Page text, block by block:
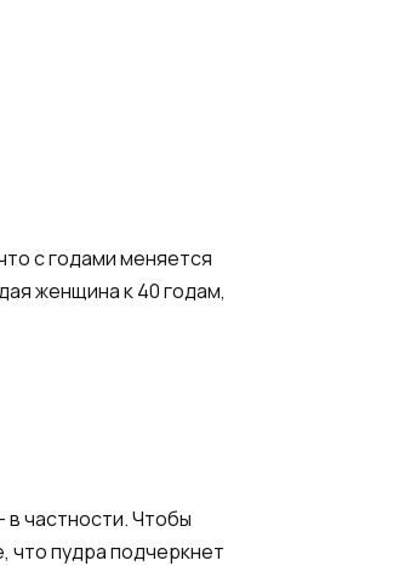
c годами меняется
женщина к 40 годам,
в частности. Чтобы
что пудра подчеркнет